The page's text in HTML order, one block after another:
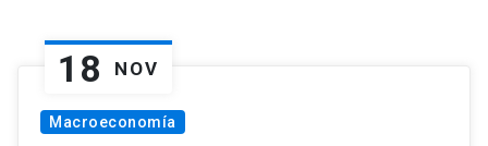
18 NOV
Macroeconomía